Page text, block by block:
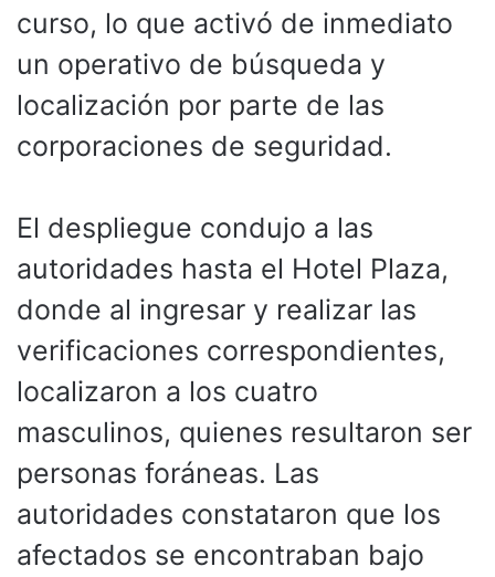
curso, lo que activó de inmediato
un operativo de búsqueda y
localización por parte de las
corporaciones de seguridad.
El despliegue condujo a las
autoridades hasta el Hotel Plaza,
donde al ingresar y realizar las
verificaciones correspondientes,
localizaron a los cuatro
masculinos, quienes resultaron ser
personas foráneas. Las
autoridades constataron que los
afectados se encontraban bajo